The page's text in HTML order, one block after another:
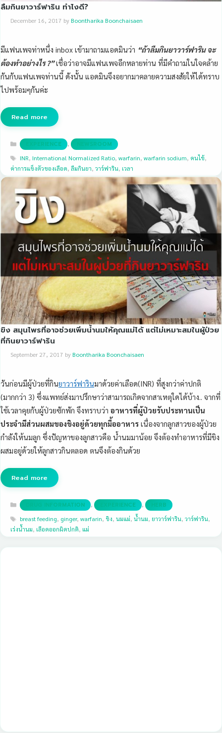
ลืมกินยาวาร์ฟาริน ทำไงดี?
December 16, 2017 by Boontharika Boonchaisaen
มีแฟนเพจท่าหนึ่ง inbox เข้ามาถามแอดมินว่า “ถ้าลืมกินยาวาร์ฟาริน จะ
ต้องทำอย่างไร ?”เชื่อว่าอาจมีแฟนเพจอีกหลายท่าน ที่มีคำถามในใจคล้าย
กันกับแฟนเพจท่านนี้ ดังนั้น แอดมินจึงอยากมาคลายความสงสัยให้ได้ทราบ
ไปพร้อมๆกันค่ะ
Read more
Categories
EXPERIENCE , NEWSROOM
Tags
INR, International Normalized Ratio,warfarin,warfarin sodium, คนไข้,
ค่าการแข็งตัวของเลือด, ลืมกินยา, วาร์ฟาริน, เวลา
ขิง สมุนไพรที่อาจช่วยเพิ่มน้ำนมให้คุณแม่ได้ แต่ไม่เหมาะสมในผู้ป่วย
ที่กินยาวาร์ฟาริน
September 27, 2017 by Boontharika Boonchaisaen
วันก่อนมีผู้ป่วยที่กินยาวาร์ฟารินมาด้วยค่าเลือด(INR) ที่สูงกว่าค่าปกติ
(มากกว่า 3) ซึ่งแพทย์ส่งมาปรึกษาว่าสามารถเกิดจากสาเหตุใดได้บ้าง.. จากที่
ใช้เวลาคุยกับผู้ป่วยซักพัก จึงทราบว่า อาหารที่ผู้ป่วยรับประทานเป็น
ประจำมีส่วนผสมของขิงอยู่ด้วยทุกมื้ออาหาร เนื่องจากลูกสาวของผู้ป่วย
กำลังให้นมลูก ซึ่งปัญหาของลูกสาวคือ น้ำนมมาน้อย จึงต้องทำอาหารที่มีขิง
ผสมอยู่ด้วยให้ลูกสาวกินตลอด ตนจึงต้องกินด้วย
Read more
Categories
DRUG INFORMATION , EXPERIENCE , HERB
Tags
breast feeding, ginger,warfarin, ขิง,นมแม่,น้ำนม, ยาวาร์ฟาริน,วาร์ฟาริน,
เร่งน้ำนม, เลือดออกผิดปกติ, แม่